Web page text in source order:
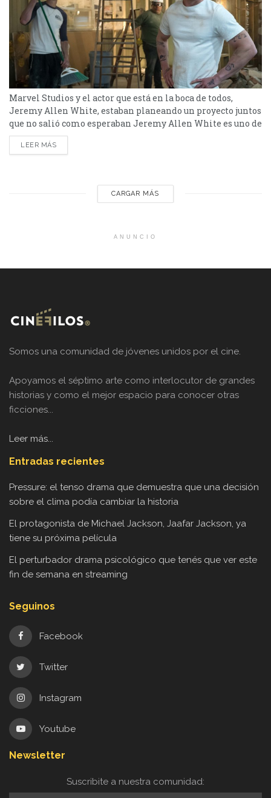
Marvel Studios y el actor que está en la boca de todos,
Jeremy Allen White, estaban planeando un proyecto juntos
que no salió como esperaban Jeremy Allen White es uno de
los actores más codiciados en la actualidad gracias al papel
que lo llevó a la fama, con el cual ha ganado su primer
LEER MÁS
CARGAR MÁS
ANUNCIO
Somos una comunidad de jóvenes unidos por el cine.
Apoyamos el séptimo arte como interlocutor de grandes
historias y como el mejor espacio para conocer otras
ficciones...
Leer más...
Entradas recientes
Pressure: el tenso drama que demuestra que una decisión
sobre el clima podía cambiar la historia
El protagonista de Michael Jackson, Jaafar Jackson, ya
tiene su próxima película
El perturbador drama psicológico que tenés que ver este
fin de semana en streaming
Seguinos
Facebook
Twitter
Instagram
Youtube
Newsletter
Suscribite a nuestra comunidad: